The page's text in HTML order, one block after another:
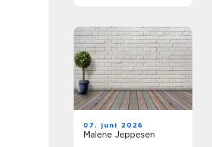
07. juni 2026
Malene Jeppesen